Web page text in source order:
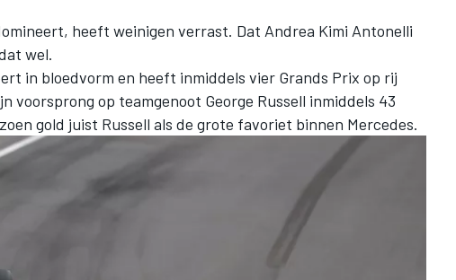
heeft weinigen verrast. Dat Andrea Kimi Antonelli
wel.
in bloedvorm en heeft inmiddels vier Grands Prix op rij
voorsprong op teamgenoot George Russell inmiddels 43
gold juist Russell als de grote favoriet binnen Mercedes.